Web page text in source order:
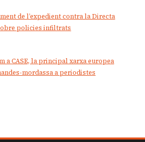
de l’expedient contra la Directa
policies infiltrats
a CASE, la principal xarxa europea
mordassa a periodistes